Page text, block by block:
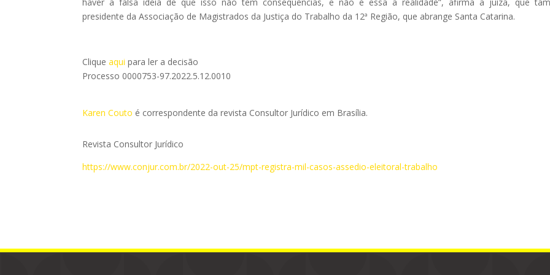
presidente da Associação de Magistrados da Justiça do Trabalho da 12ª Região, que abrange Santa Catarina.
Cliqueaqui para ler a decisão
Processo 0000753-97.2022.5.12.0010
Karen Couto é correspondente da revista Consultor Jurídico em Brasília.
Revista Consultor Jurídico
https://www.conjur.com.br/2022-out-25/mpt-registra-mil-casos-assedio-eleitoral-trabalho